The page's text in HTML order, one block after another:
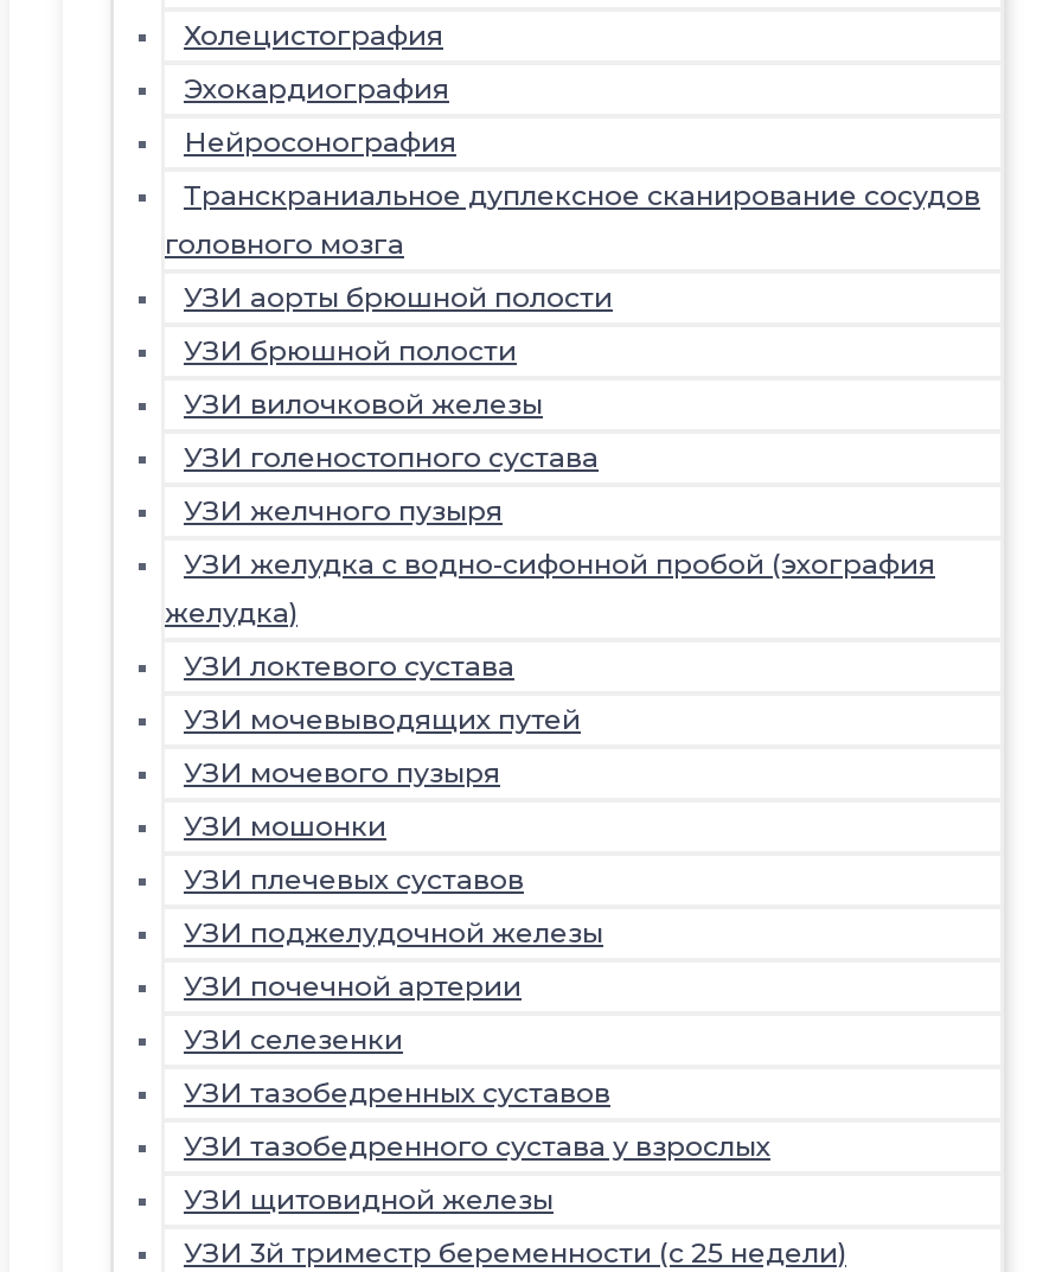
Холецистография
Эхокардиография
Нейросонография
Транскраниальное дуплексное сканирование сосудов
головного мозга
УЗИ аорты брюшной полости
УЗИ брюшной полости
УЗИ вилочковой железы
УЗИ голеностопного сустава
УЗИ желчного пузыря
УЗИ желудка с водно-сифонной пробой (эхография
желудка)
УЗИ локтевого сустава
УЗИ мочевыводящих путей
УЗИ мочевого пузыря
УЗИ мошонки
УЗИ плечевых суставов
УЗИ поджелудочной железы
УЗИ почечной артерии
УЗИ селезенки
УЗИ тазобедренных суставов
УЗИ тазобедренного сустава у взрослых
УЗИ щитовидной железы
УЗИ 3й триместр беременности (с 25 недели)